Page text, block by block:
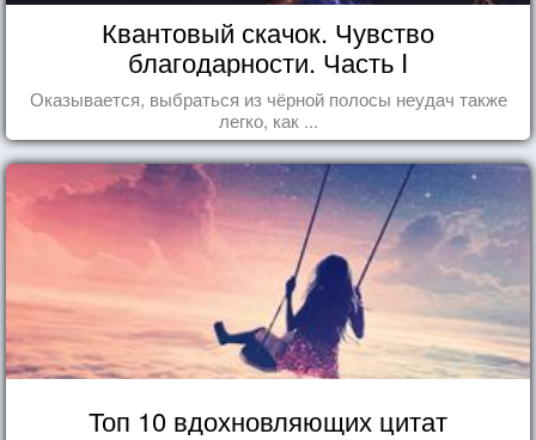
Квантовый скачок. Чувство
благодарности. Часть I
Оказывается, выбраться из чёрной полосы неудач также
легко, как ...
Топ 10 вдохновляющих цитат